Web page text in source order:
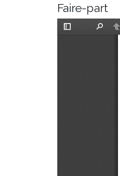
Faire-part